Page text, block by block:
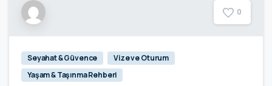
0
Seyahat & Güvence
Vize ve Oturum
Yaşam & Taşınma Rehberi